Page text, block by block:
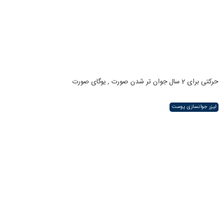
حرکتی برای 2 سال جوان تر شدن صورت , یوگای صورت
لیزر جوانسازی پوست